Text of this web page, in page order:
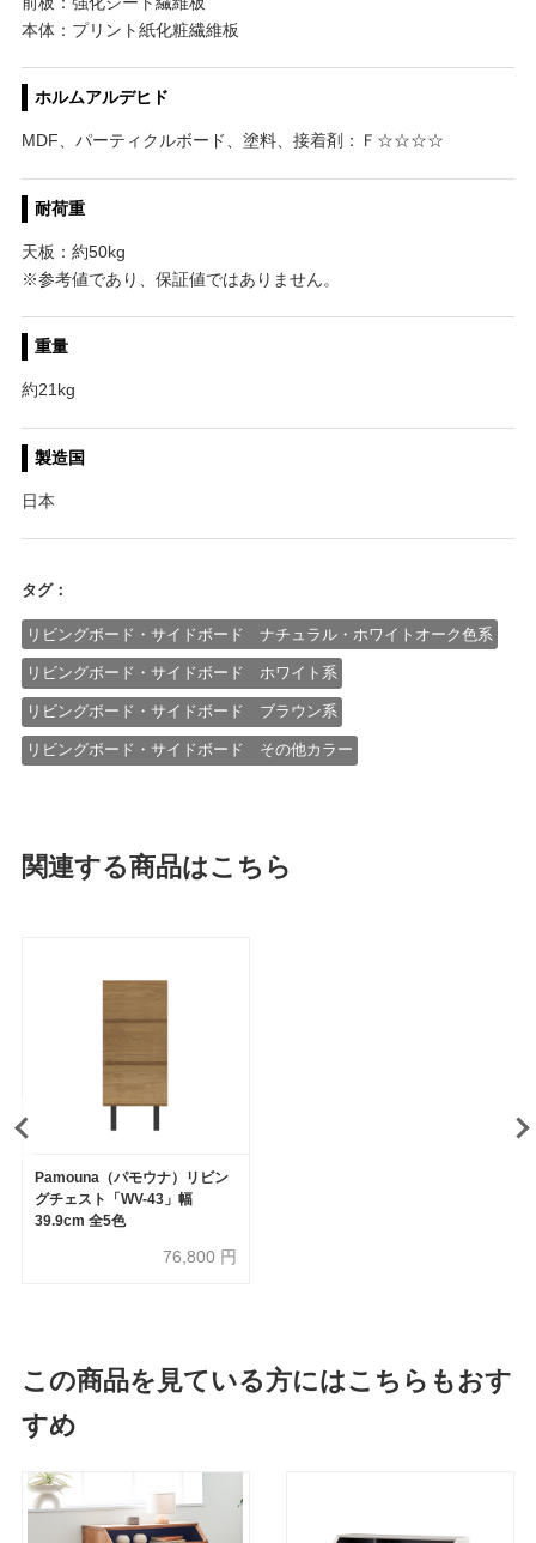
本体：プリント紙化粧繊維板
ホルムアルデヒド
MDF、パーティクルボード、塗料、接着剤：Ｆ☆☆☆☆
耐荷重
天板：約50kg
※参考値であり、保証値ではありません。
重量
約21kg
製造国
日本
タグ：
リビングボード・サイドボード ナチュラル・ホワイトオーク色系
リビングボード・サイドボード ホワイト系
リビングボード・サイドボード ブラウン系
リビングボード・サイドボード その他カラー
関連する商品はこちら
Pamouna（パモウナ）リビン
グチェスト「WV-43」幅
39.9cm 全5色
76,800 円
この商品を見ている方にはこちらもおす
すめ